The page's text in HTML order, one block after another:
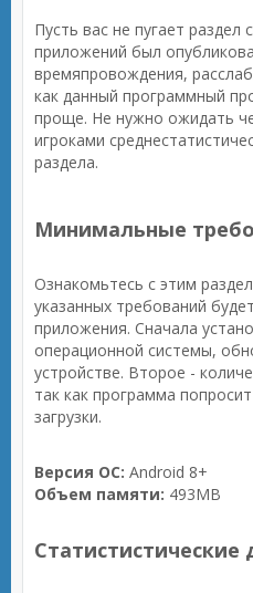
Пусть вас не пугает раздел
приложений был
времяпровождения,
как данный программный
проще. Не нужно ожидать
игроками
раздела.
Минимальные
Ознакомьтесь с этим
указанных требований
приложения. Сначала
операционной системы,
устройстве. Второе -
так как программа
загрузки.
Версия ОС: Android 8+
Объем памяти: 493MB
Статистистические